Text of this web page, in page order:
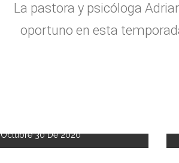
La pastora y psicóloga
oportuno en esta
Octubre 30 De 2020